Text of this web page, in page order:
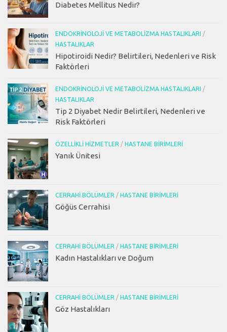
Diabetes Mellitus Nedir?
ENDOKRINOLOJI VE METABOLIZMA HASTALIKLARI
/
HASTALIKLAR
Hipotiroidi Nedir? Belirtileri, Nedenleri ve Risk
Faktörleri
ENDOKRINOLOJI VE METABOLIZMA HASTALIKLARI
/
HASTALIKLAR
Tip 2 Diyabet Nedir Belirtileri, Nedenleri ve
Risk Faktörleri
ÖZELLIKLI HIZMETLER / HASTANE BIRIMLERI
Yanık Ünitesi
CERRAHI BÖLÜMLER / HASTANE BIRIMLERI
Göğüs Cerrahisi
CERRAHI BÖLÜMLER / HASTANE BIRIMLERI
Kadın Hastalıkları ve Doğum
CERRAHI BÖLÜMLER / HASTANE BIRIMLERI
Göz Hastalıkları